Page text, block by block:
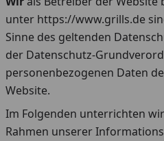
unter https://www.grills.de
Sinne des geltenden
der Datenschutz-
personenbezogenen Daten
Website.
Im Folgenden unterrichten
Rahmen unserer